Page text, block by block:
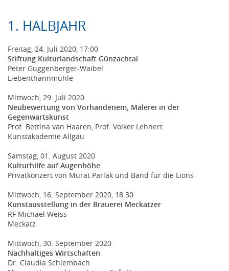
1. HALBJAHR
Freitag, 24. Juli 2020, 17:00
Stiftung Kulturlandschaft Günzachtal
Peter Guggenberger-Waibel
Liebenthannmühle
Mittwoch, 29. Juli 2020
Neubewertung von Vorhandenem, Malerei in der
Gegenwartskunst
Prof. Bettina van Haaren, Prof. Volker Lehnert
Kunstakademie Allgäu
Samstag, 01. August 2020
Kulturhilfe auf Augenhöhe
Privatkonzert von Murat Parlak und Band für die Lions
Mittwoch, 16. September 2020, 18:30
Kunstausstellung in der Brauerei Meckatzer
RF Michael Weiss
Meckatz
Mittwoch, 30. September 2020
Nachhaltiges Wirtschaften
Dr. Claudia Schlembach